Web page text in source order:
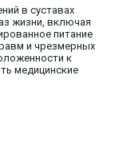
в суставах
жизни, включая
питание
и чрезмерных
к
медицинские